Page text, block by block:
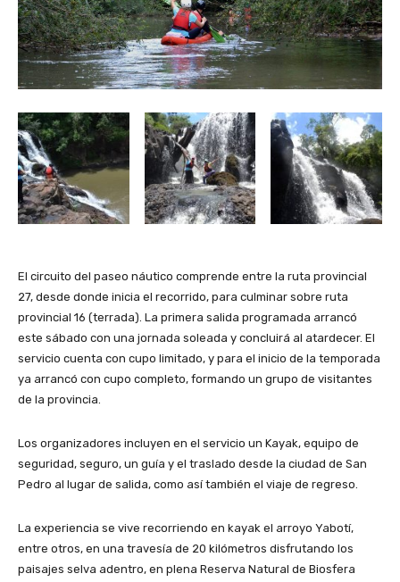
El circuito del paseo náutico comprende entre la ruta provincial
27, desde donde inicia el recorrido, para culminar sobre ruta
provincial 16 (terrada). La primera salida programada arrancó
este sábado con una jornada soleada y concluirá al atardecer. El
servicio cuenta con cupo limitado, y para el inicio de la temporada
ya arrancó con cupo completo, formando un grupo de visitantes
de la provincia.
Los organizadores incluyen en el servicio un Kayak, equipo de
seguridad, seguro, un guía y el traslado desde la ciudad de San
Pedro al lugar de salida, como así también el viaje de regreso.
La experiencia se vive recorriendo en kayak el arroyo Yabotí,
entre otros, en una travesía de 20 kilómetros disfrutando los
paisajes selva adentro, en plena Reserva Natural de Biosfera